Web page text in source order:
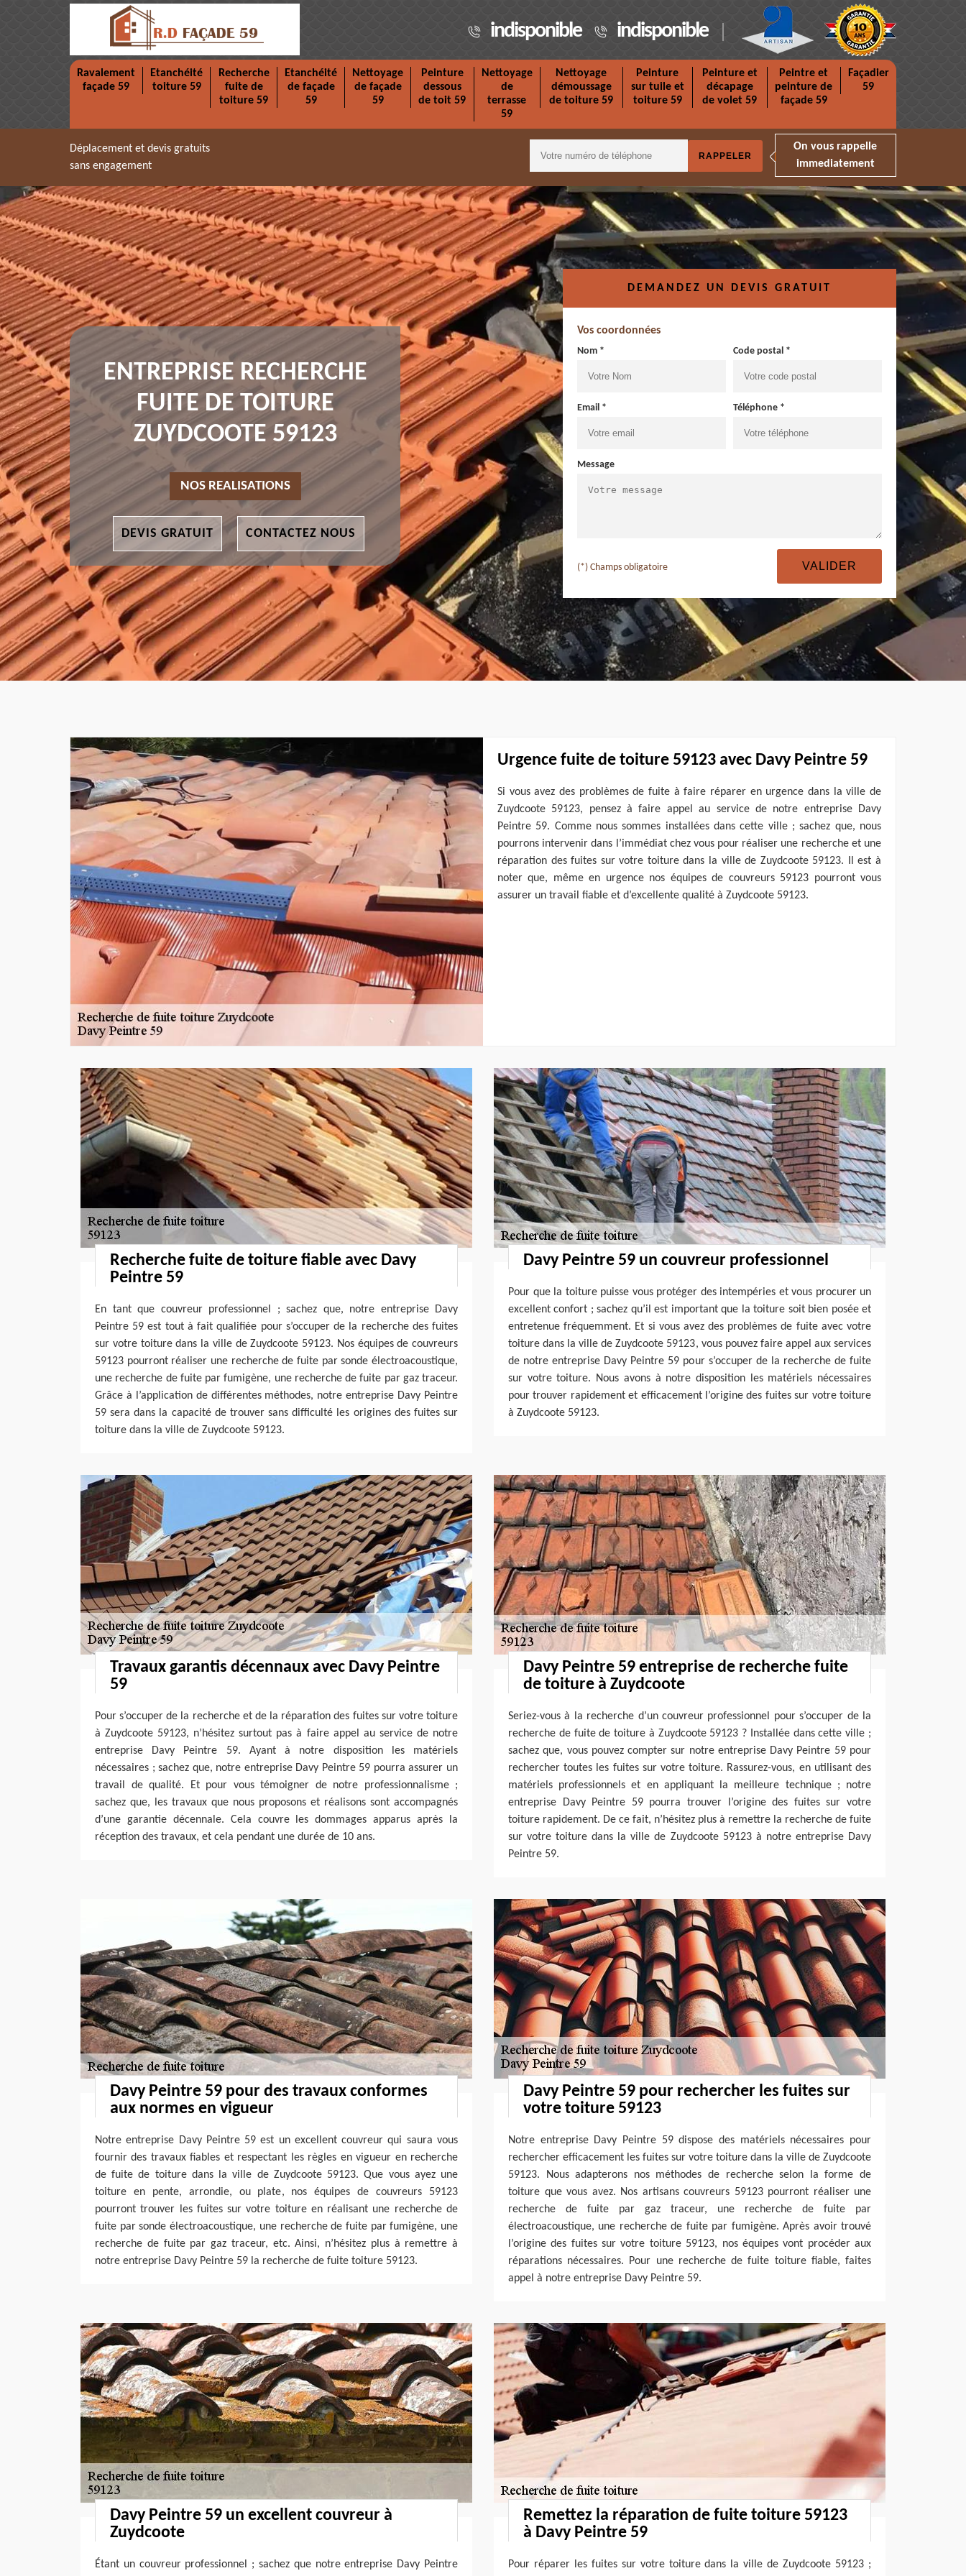
indisponible indisponible
Ravalement
façade 59
Etanchéité
toiture 59
Recherche
fuite de
toiture 59
Etanchéité
de façade
59
Nettoyage
de façade
59
Peinture
dessous
de toit 59
Nettoyage
de
terrasse
59
Nettoyage
démoussage
de toiture 59
Peinture
sur tuile et
toiture 59
Peinture et
décapage
de volet 59
Peintre et
peinture de
façade 59
Façadier
59
Déplacement et devis gratuits
sans engagement
On vous rappelle
immediatement
ENTREPRISE RECHERCHE
FUITE DE TOITURE
ZUYDCOOTE 59123
NOS REALISATIONS
DEVIS GRATUIT CONTACTEZ NOUS
DEMANDEZ UN DEVIS GRATUIT
Vos coordonnées
Nom * Code postal *
Email * Téléphone *
Message
(*) Champs obligatoire
Urgence fuite de toiture 59123 avec Davy Peintre 59
Si vous avez des problèmes de fuite à faire réparer en urgence dans la ville de
Zuydcoote 59123, pensez à faire appel au service de notre entreprise Davy
Peintre 59. Comme nous sommes installées dans cette ville ; sachez que, nous
pourrons intervenir dans l’immédiat chez vous pour réaliser une recherche et une
réparation des fuites sur votre toiture dans la ville de Zuydcoote 59123. Il est à
noter que, même en urgence nos équipes de couvreurs 59123 pourront vous
assurer un travail fiable et d’excellente qualité à Zuydcoote 59123.
Recherche fuite de toiture fiable avec Davy
Peintre 59
En tant que couvreur professionnel ; sachez que, notre entreprise Davy
Peintre 59 est tout à fait qualifiée pour s’occuper de la recherche des fuites
sur votre toiture dans la ville de Zuydcoote 59123. Nos équipes de couvreurs
59123 pourront réaliser une recherche de fuite par sonde électroacoustique,
une recherche de fuite par fumigène, une recherche de fuite par gaz traceur.
Grâce à l’application de différentes méthodes, notre entreprise Davy Peintre
59 sera dans la capacité de trouver sans difficulté les origines des fuites sur
toiture dans la ville de Zuydcoote 59123.
Davy Peintre 59 un couvreur professionnel
Pour que la toiture puisse vous protéger des intempéries et vous procurer un
excellent confort ; sachez qu’il est important que la toiture soit bien posée et
entretenue fréquemment. Et si vous avez des problèmes de fuite avec votre
toiture dans la ville de Zuydcoote 59123, vous pouvez faire appel aux services
de notre entreprise Davy Peintre 59 pour s’occuper de la recherche de fuite
sur votre toiture. Nous avons à notre disposition les matériels nécessaires
pour trouver rapidement et efficacement l’origine des fuites sur votre toiture
à Zuydcoote 59123.
Travaux garantis décennaux avec Davy Peintre
59
Pour s’occuper de la recherche et de la réparation des fuites sur votre toiture
à Zuydcoote 59123, n’hésitez surtout pas à faire appel au service de notre
entreprise Davy Peintre 59. Ayant à notre disposition les matériels
nécessaires ; sachez que, notre entreprise Davy Peintre 59 pourra assurer un
travail de qualité. Et pour vous témoigner de notre professionnalisme ;
sachez que, les travaux que nous proposons et réalisons sont accompagnés
d’une garantie décennale. Cela couvre les dommages apparus après la
réception des travaux, et cela pendant une durée de 10 ans.
Davy Peintre 59 entreprise de recherche fuite
de toiture à Zuydcoote
Seriez-vous à la recherche d’un couvreur professionnel pour s’occuper de la
recherche de fuite de toiture à Zuydcoote 59123 ? Installée dans cette ville ;
sachez que, vous pouvez compter sur notre entreprise Davy Peintre 59 pour
rechercher toutes les fuites sur votre toiture. Rassurez-vous, en utilisant des
matériels professionnels et en appliquant la meilleure technique ; notre
entreprise Davy Peintre 59 pourra trouver l’origine des fuites sur votre
toiture rapidement. De ce fait, n’hésitez plus à remettre la recherche de fuite
sur votre toiture dans la ville de Zuydcoote 59123 à notre entreprise Davy
Peintre 59.
Davy Peintre 59 pour des travaux conformes
aux normes en vigueur
Notre entreprise Davy Peintre 59 est un excellent couvreur qui saura vous
fournir des travaux fiables et respectant les règles en vigueur en recherche
de fuite de toiture dans la ville de Zuydcoote 59123. Que vous ayez une
toiture en pente, arrondie, ou plate, nos équipes de couvreurs 59123
pourront trouver les fuites sur votre toiture en réalisant une recherche de
fuite par sonde électroacoustique, une recherche de fuite par fumigène, une
recherche de fuite par gaz traceur, etc. Ainsi, n’hésitez plus à remettre à
notre entreprise Davy Peintre 59 la recherche de fuite toiture 59123.
Davy Peintre 59 pour rechercher les fuites sur
votre toiture 59123
Notre entreprise Davy Peintre 59 dispose des matériels nécessaires pour
rechercher efficacement les fuites sur votre toiture dans la ville de Zuydcoote
59123. Nous adapterons nos méthodes de recherche selon la forme de
toiture que vous avez. Nos artisans couvreurs 59123 pourront réaliser une
recherche de fuite par gaz traceur, une recherche de fuite par
électroacoustique, une recherche de fuite par fumigène. Après avoir trouvé
l’origine des fuites sur votre toiture 59123, nos équipes vont procéder aux
réparations nécessaires. Pour une recherche de fuite toiture fiable, faites
appel à notre entreprise Davy Peintre 59.
Davy Peintre 59 un excellent couvreur à
Zuydcoote
Étant un couvreur professionnel ; sachez que notre entreprise Davy Peintre
Remettez la réparation de fuite toiture 59123
à Davy Peintre 59
Pour réparer les fuites sur votre toiture dans la ville de Zuydcoote 59123 ;